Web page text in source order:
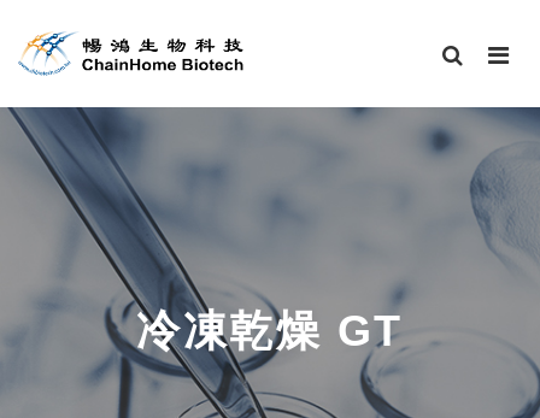
冷凍乾燥 GT